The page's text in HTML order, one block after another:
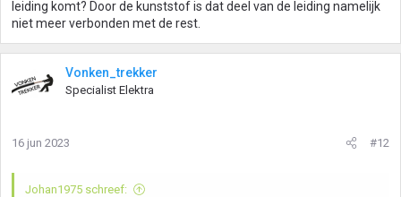
leiding komt? Door de kunststof is dat deel van de leiding namelijk
niet meer verbonden met de rest.
Vonken_trekker
Specialist Elektra
16 jun 2023 #12
Johan1975 schreef: